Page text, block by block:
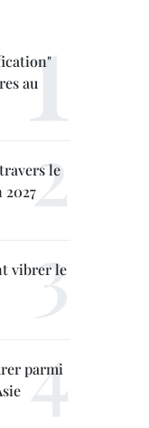
au
le
2027
vibrer le
parmi